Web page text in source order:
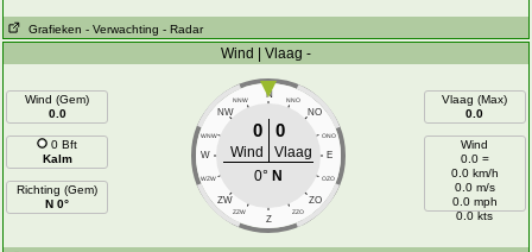
Grafieken - Verwachting - Radar
Wind | Vlaag -
Wind (Gem)
0.0
0 Bft
Kalm
Richting (Gem)
N 0°
N
NNW NNO
NW NO
WNW ONO
W E
WZW OZO
ZW ZO
ZZW ZZO
Z
0 0
Wind
Vlaag
0° N
Vlaag (Max)
0.0
Wind
0.0 =
0.0 km/h
0.0 m/s
0.0 mph
0.0 kts